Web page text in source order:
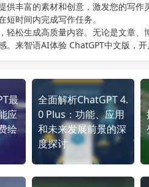
供丰富的素材和创意，激发您的写
短时间内完成写作任务。
轻松生成高质量内容。无论是文章
。来智语AI体验 ChatGPT中文版 ，
最
应
绘
全面解析ChatGPT 4.
0 Plus：功能、应用
和未来发展前景的深
度探讨